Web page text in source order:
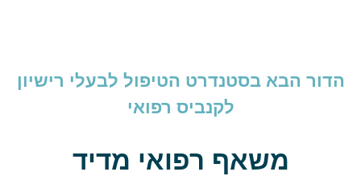
הדור הבא בסטנדרט הטיפול לבעלי רישיון
לקנביס רפואי
משאף רפואי מדיד